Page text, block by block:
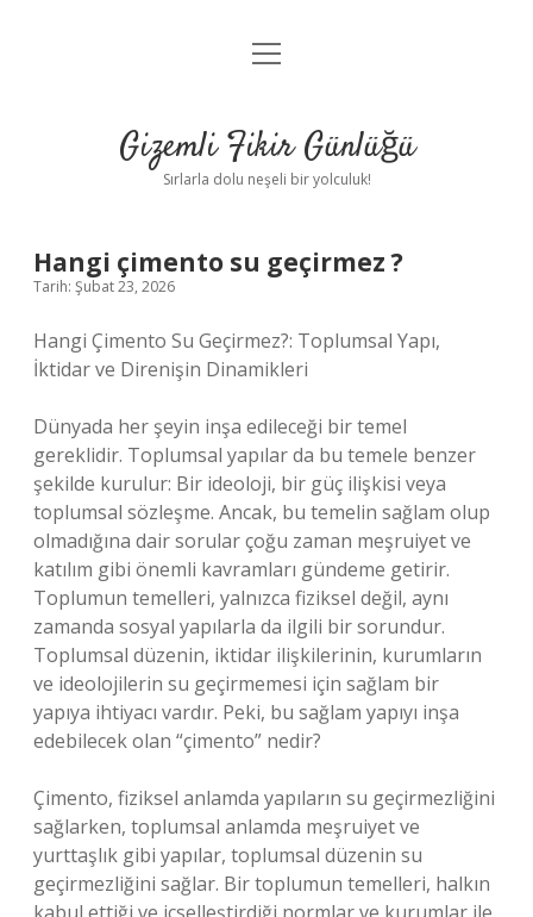
Anasayfa
Yasal Uyarı
menüyü
Gizemli Fikir Günlüğü
Sırlarla dolu neşeli bir yolculuk!
Hangi çimento su geçirmez ?
Tarih: Şubat 23, 2026
Hangi Çimento Su Geçirmez?: Toplumsal Yapı,
İktidar ve Direnişin Dinamikleri
Dünyada her şeyin inşa edileceği bir temel
gereklidir. Toplumsal yapılar da bu temele benzer
şekilde kurulur: Bir ideoloji, bir güç ilişkisi veya
toplumsal sözleşme. Ancak, bu temelin sağlam olup
olmadığına dair sorular çoğu zaman meşruiyet ve
katılım gibi önemli kavramları gündeme getirir.
Toplumun temelleri, yalnızca fiziksel değil, aynı
zamanda sosyal yapılarla da ilgili bir sorundur.
Toplumsal düzenin, iktidar ilişkilerinin, kurumların
ve ideolojilerin su geçirmemesi için sağlam bir
yapıya ihtiyacı vardır. Peki, bu sağlam yapıyı inşa
edebilecek olan “çimento” nedir?
Çimento, fiziksel anlamda yapıların su geçirmezliğini
sağlarken, toplumsal anlamda meşruiyet ve
yurttaşlık gibi yapılar, toplumsal düzenin su
geçirmezliğini sağlar. Bir toplumun temelleri, halkın